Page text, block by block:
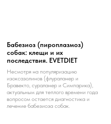
Бабезиоз (пироплазмоз)
собак: клещи и их
последствия. EVETDIET
Несмотря на популяризацию
изоксазолинов (флураланер и
Бравекто, сураланер и Симпарика),
актуальным для теплого времени года
вопросом остается диагностика и
лечение бабезиоза собак.